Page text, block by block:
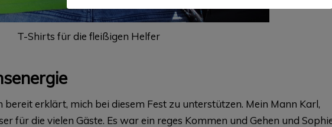
T-Shirts für die fleißigen Helfer
erklärt, mich bei diesem Fest zu unterstützen. Mein Mann Karl,
für die vielen Gäste. Es war ein reges Kommen und Gehen und